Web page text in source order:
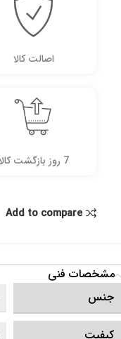
اصالت کالا
7 روز بازگشت کالا
Add to compare
مشخصات فنی
جنس
کیفیت